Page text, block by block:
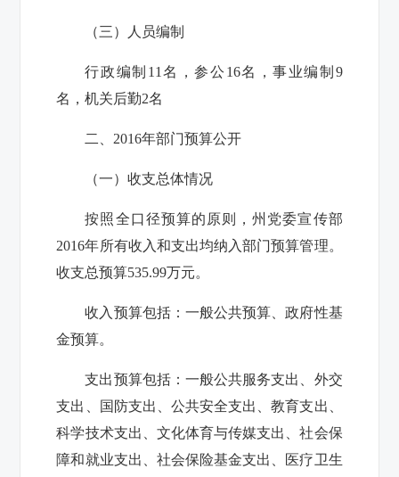
（三）人员编制
行政编制11名，参公16名，事业编制9
名，机关后勤2名
二、2016年部门预算公开
（一）收支总体情况
按照全口径预算的原则，州党委宣传部
2016年所有收入和支出均纳入部门预算管理。
收支总预算535.99万元。
收入预算包括：一般公共预算、政府性基
金预算。
支出预算包括：一般公共服务支出、外交
支出、国防支出、公共安全支出、教育支出、
科学技术支出、文化体育与传媒支出、社会保
障和就业支出、社会保险基金支出、医疗卫生